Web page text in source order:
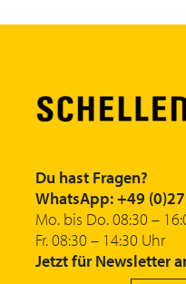
Du hast Fragen?
WhatsApp: +49
Mo. bis Do. 08:30 –
Fr. 08:30 – 14:30 Uhr
Jetzt für Newsletter